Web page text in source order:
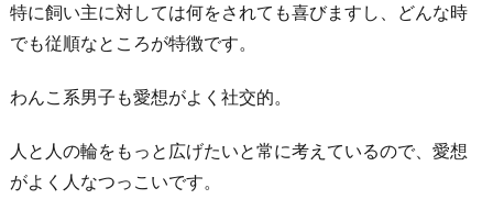
ウ
ト
ド
派
1
特に飼い主に対しては何をされても喜びますし、どんな時
でも従順なところが特徴です。
わんこ系男子も愛想がよく社交的。
人と人の輪をもっと広げたいと常に考えているので、愛想
がよく人なつっこいです。